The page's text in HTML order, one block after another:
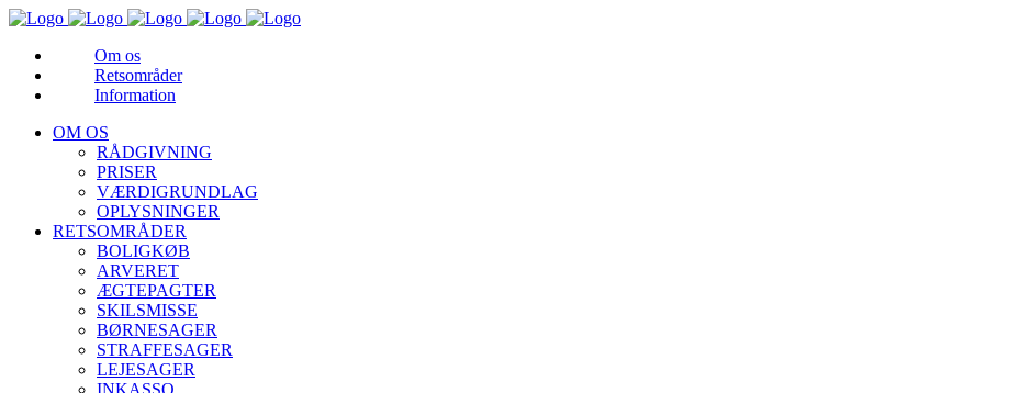
Om os
Retsområder
Information
OM OS
RÅDGIVNING
PRISER
VÆRDIGRUNDLAG
OPLYSNINGER
RETSOMRÅDER
BOLIGKØB
ARVERET
ÆGTEPAGTER
SKILSMISSE
BØRNESAGER
STRAFFESAGER
LEJESAGER
INKASSO